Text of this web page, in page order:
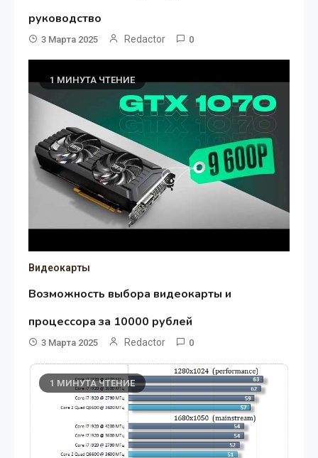
руководство
3 Марта 2025 Redactor 0
1 МИНУТА ЧТЕНИЕ
Видеокарты
Возможность выбора видеокарты и
процессора за 10000 рублей
3 Марта 2025 Redactor 0
1 МИНУТА ЧТЕНИЕ